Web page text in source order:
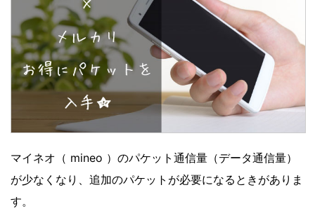
マイネオ（ mineo ）のパケット通信量（データ通信量）
が少なくなり、追加のパケットが必要になるときがありま
す。